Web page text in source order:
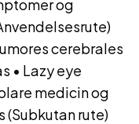
og
cerebrales
• Lazy eye
medicin og
(Subkutan rute)